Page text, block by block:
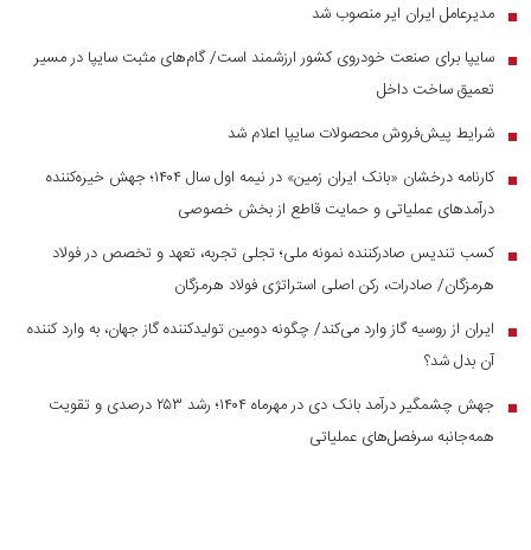
■ مدیرعامل ایران ایر منصوب شد
■ سایپا برای صنعت خودروی کشور ارزشمند است/ گام‌های مثبت سایپا در مسیر
تعمیق ساخت داخل
■ شرایط پیش‌فروش محصولات سایپا اعلام شد
■
کارنامه درخشان «بانک ایران زمین» در نیمه اول سال ۱۴۰۴؛ جهش خیره‌کننده
درآمد‌های عملیاتی و حمایت قاطع از بخش خصوصی
■ کسب تندیس صادرکننده نمونه ملی؛ تجلی تجربه، تعهد و تخصص در فولاد
هرمزگان/ صادرات، رکن اصلی استراتژی فولاد هرمزگان
■
ایران از روسیه گاز وارد می‌کند/ چگونه دومین تولیدکننده گاز جهان، به وارد کننده
آن بدل شد؟
■
جهش چشمگیر درآمد بانک دی در مهرماه ۱۴۰۴؛ رشد ۲۵۳ درصدی و تقویت
همه‌جانبه سرفصل‌های عملیاتی